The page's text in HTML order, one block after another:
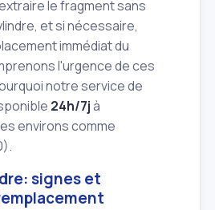
le fragment sans
et si nécessaire,
immédiat du
l'urgence de ces
notre service de
24h/7jà
environs comme
signes et